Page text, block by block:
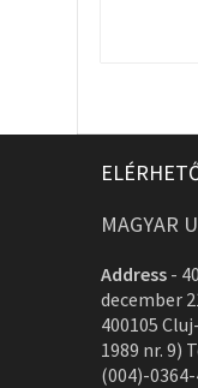
MAGYAR
Address -
december
400105
1989 nr. 9)
(004)-